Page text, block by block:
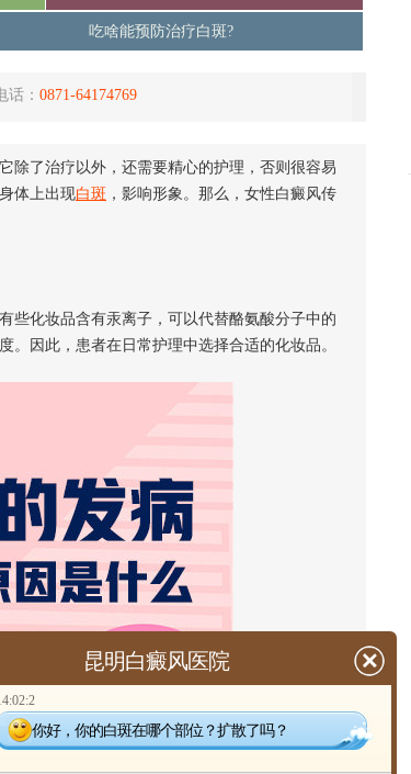
吃啥能预防治疗白斑?
话： 0871-64174769
除了治疗以外，还需要精心的护理，否则很容易
体上出现白斑 ，影响形象。那么，女性白癜风传
化妆品含有汞离子，可以代替酪氨酸分子中的
因此，患者在日常护理中选择合适的化妆品。
昆明白癜风医院
你好，你的白斑在哪个部位？扩散了吗？